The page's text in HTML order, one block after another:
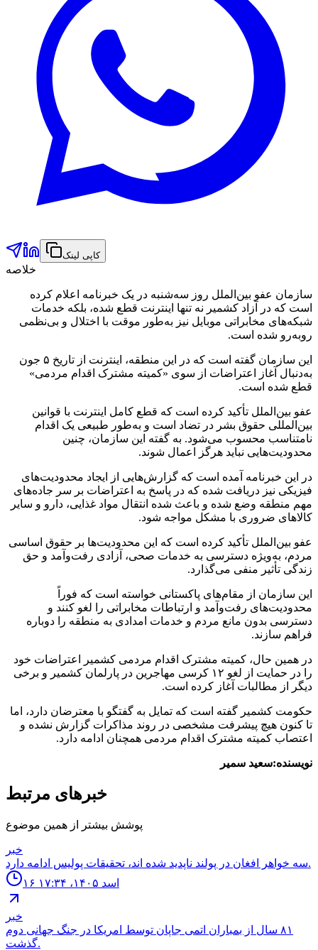
کاپی لینک
خلاصه
سازمان عفو بین‌الملل روز سه‌شنبه در یک خبرنامه اعلام کرده
است که در آزاد کشمیر نه تنها اینترنت قطع شده، بلکه خدمات
شبکه‌های مخابراتی موبایل نیز به‌طور موقت با اختلال و بی‌نظمی
روبه‌رو شده است.
این سازمان گفته است که در این منطقه، اینترنت از تاریخ ۵ جون
به‌دنبال آغاز اعتراضات از سوی «کمیته مشترک اقدام مردمی»
قطع شده است.
عفو بین‌الملل تأکید کرده است که قطع کامل اینترنت با قوانین
بین‌المللی حقوق بشر در تضاد است و به‌طور طبیعی یک اقدام
نامتناسب محسوب می‌شود. به گفته این سازمان، چنین
محدودیت‌هایی نباید هرگز اعمال شوند.
در این خبرنامه آمده است که گزارش‌هایی از ایجاد محدودیت‌های
فیزیکی نیز دریافت شده که در پاسخ به اعتراضات بر سر جاده‌های
مهم منطقه وضع شده و باعث شده انتقال مواد غذایی، دارو و سایر
کالاهای ضروری با مشکل مواجه شود.
عفو بین‌الملل تأکید کرده است که این محدودیت‌ها بر حقوق اساسی
مردم، به‌ویژه دسترسی به خدمات صحی، آزادی رفت‌وآمد و حق
زندگی تأثیر منفی می‌گذارد.
این سازمان از مقام‌های پاکستانی خواسته است که فوراً
محدودیت‌های رفت‌وآمد و ارتباطات مخابراتی را لغو کنند و
دسترسی بدون مانع مردم و خدمات امدادی به منطقه را دوباره
فراهم سازند.
در همین حال، کمیته مشترک اقدام مردمی کشمیر اعتراضات خود
را در حمایت از لغو ۱۲ کرسی مهاجرین در پارلمان کشمیر و برخی
دیگر از مطالبات آغاز کرده است.
حکومت کشمیر گفته است که تمایل به گفتگو با معترضان دارد، اما
تا کنون هیچ پیشرفت مشخصی در روند مذاکرات گزارش نشده و
اعتصاب کمیته مشترک اقدام مردمی همچنان ادامه دارد.
نویسنده:سعید سمیر
خبرهای مرتبط
پوشش بیشتر از همین موضوع
خبر
سه خواهر افغان در پولند ناپديد شده اند، تحقيقات پوليس ادامه دارد.
۱۶ اسد ۱۴۰۵، ۱۷:۳۴
خبر
٨١ سال از بمباران اتمى جاپان توسط امريكا در جنگ جهانى دوم
گذشت.